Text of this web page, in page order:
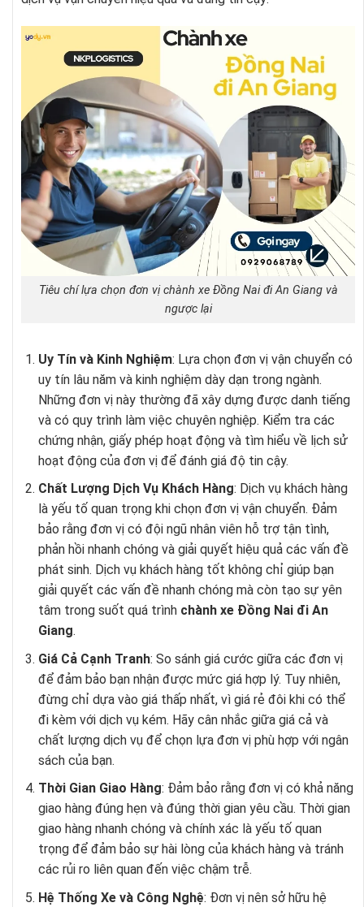
Tiêu chí lựa chọn đơn vị chành xe Đồng Nai đi An Giang và
ngược lại
Uy Tín và Kinh Nghiệm: Lựa chọn đơn vị vận chuyển có
uy tín lâu năm và kinh nghiệm dày dạn trong ngành.
Những đơn vị này thường đã xây dựng được danh tiếng
và có quy trình làm việc chuyên nghiệp. Kiểm tra các
chứng nhận, giấy phép hoạt động và tìm hiểu về lịch sử
hoạt động của đơn vị để đánh giá độ tin cậy.
Chất Lượng Dịch Vụ Khách Hàng: Dịch vụ khách hàng
là yếu tố quan trọng khi chọn đơn vị vận chuyển. Đảm
bảo rằng đơn vị có đội ngũ nhân viên hỗ trợ tận tình,
phản hồi nhanh chóng và giải quyết hiệu quả các vấn đề
phát sinh. Dịch vụ khách hàng tốt không chỉ giúp bạn
giải quyết các vấn đề nhanh chóng mà còn tạo sự yên
tâm trong suốt quá trình chành xe Đồng Nai đi An
Giang.
Giá Cả Cạnh Tranh: So sánh giá cước giữa các đơn vị
để đảm bảo bạn nhận được mức giá hợp lý. Tuy nhiên,
đừng chỉ dựa vào giá thấp nhất, vì giá rẻ đôi khi có thể
đi kèm với dịch vụ kém. Hãy cân nhắc giữa giá cả và
chất lượng dịch vụ để chọn lựa đơn vị phù hợp với ngân
sách của bạn.
Thời Gian Giao Hàng: Đảm bảo rằng đơn vị có khả năng
giao hàng đúng hẹn và đúng thời gian yêu cầu. Thời gian
giao hàng nhanh chóng và chính xác là yếu tố quan
trọng để đảm bảo sự hài lòng của khách hàng và tránh
các rủi ro liên quan đến việc chậm trễ.
Hệ Thống Xe và Công Nghệ: Đơn vị nên sở hữu hệ